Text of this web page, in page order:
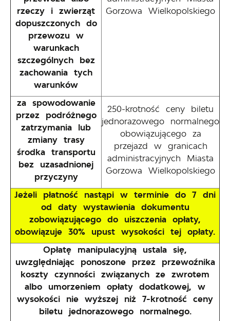
rzeczy i zwierząt
dopuszczonych do
przewozu w
warunkach
szczególnych bez
zachowania tych
warunków
Gorzowa Wielkopolskiego
za spowodowanie
przez podróżnego
zatrzymania lub
zmiany trasy
środka transportu
bez uzasadnionej
przyczyny
250-krotność ceny biletu
jednorazowego normalnego
obowiązującego za
przejazd w granicach
administracyjnych Miasta
Gorzowa Wielkopolskiego
Jeżeli płatność nastąpi w terminie do 7 dni
od daty wystawienia dokumentu
zobowiązującego do uiszczenia opłaty,
obowiązuje 30% upust wysokości tej opłaty.
Opłatę manipulacyjną ustala się,
uwzględniając ponoszone przez przewoźnika
koszty czynności związanych ze zwrotem
albo umorzeniem opłaty dodatkowej, w
wysokości nie wyższej niż 7-krotność ceny
biletu jednorazowego normalnego.